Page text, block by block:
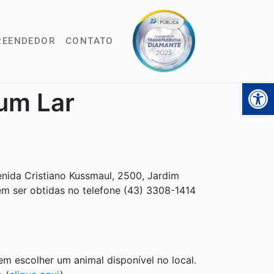
CONTATO
Lar
Cristiano Kussmaul, 2500, Jardim
ser obtidas no telefone (43) 3308-1414
escolher um animal disponível no local.